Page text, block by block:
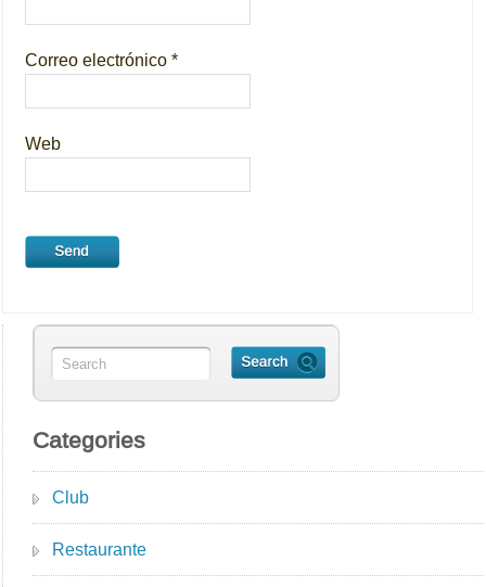
Correo electrónico*
Web
Categories
Club
Restaurante